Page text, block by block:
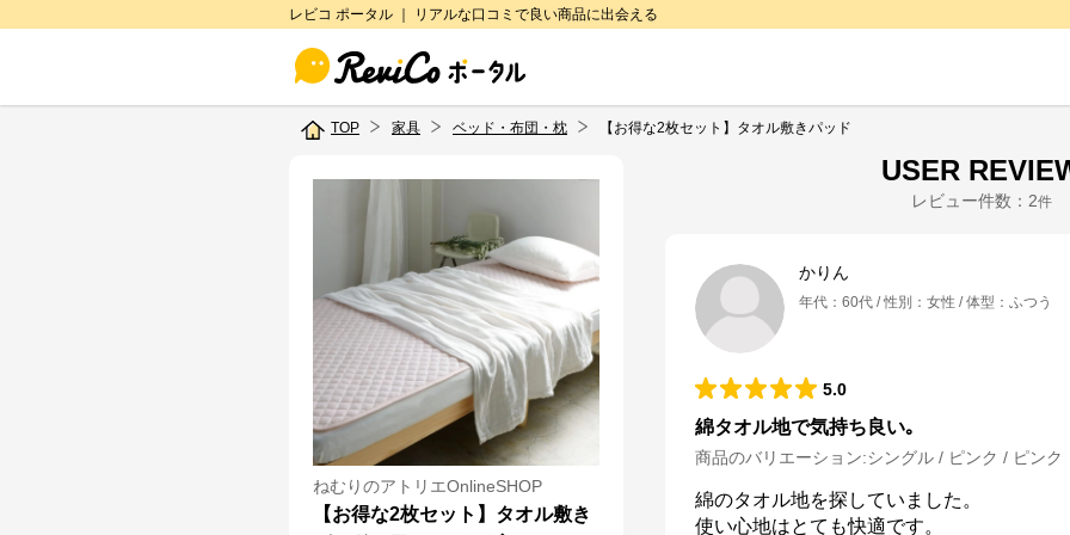
レビコ ポータル ｜ リアルな口コミで良い商品に出会える
TOP 家具 ベッド・布団・枕 【お得な2枚セット】タオル敷きパッド
ねむりのアトリエOnlineSHOP
【お得な2枚セット】タオル敷き
USER
レビュー件数： 2件
かりん
年代 ： 60代 性別 ： 女性 体型 ： ふつう
5.0
綿タオル地で気持ち良い｡
商品のバリエーション:シングル / ピンク / ピンク
綿のタオル地を探していました。
使い心地はとても快適です。